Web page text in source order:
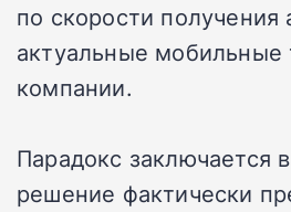
по скорости получения
актуальные
компании.
Парадокс заключается
решение фактически